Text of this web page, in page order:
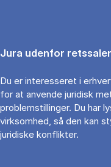
Jura udenfor
Du er interesseret i
for at anvende juridisk
problemstillinger. Du har
virksomhed, så den kan
juridiske konflikter.